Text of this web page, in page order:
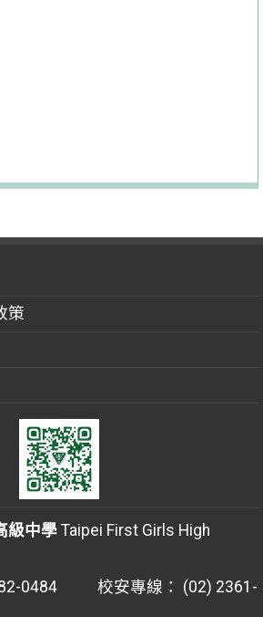
策
級中學Taipei First Girls High
0484 校安專線： (02) 2361-